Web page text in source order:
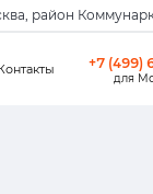
район
+7 (499)
для